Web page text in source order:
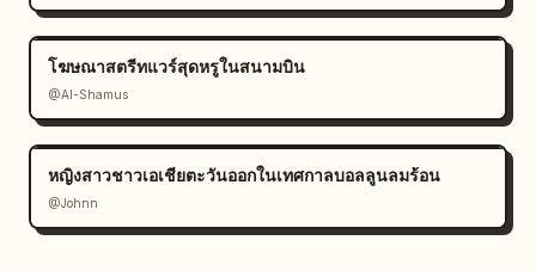
โฆษณาสตรีทแวร์สุดหรูในสนามบิน
@Al-Shamus
หญิงสาวชาวเอเชียตะวันออกในเทศกาลบอลลูนลมร้อน
@Johnn